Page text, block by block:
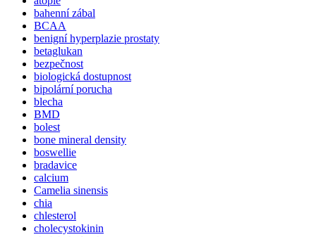
bahenní zábal
BCAA
benigní hyperplazie prostaty
betaglukan
bezpečnost
biologická dostupnost
bipolární porucha
blecha
BMD
bolest
bone mineral density
boswellie
bradavice
calcium
Camelia sinensis
chia
chlesterol
cholecystokinin